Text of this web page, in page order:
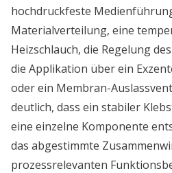
hochdruckfeste
Materialverteilung, eine
Heizschlauch, die Regelung
die Applikation über ein
oder ein Membran-
deutlich, dass ein stabiler
eine einzelne Komponente
das abgestimmte
prozessrelevanten